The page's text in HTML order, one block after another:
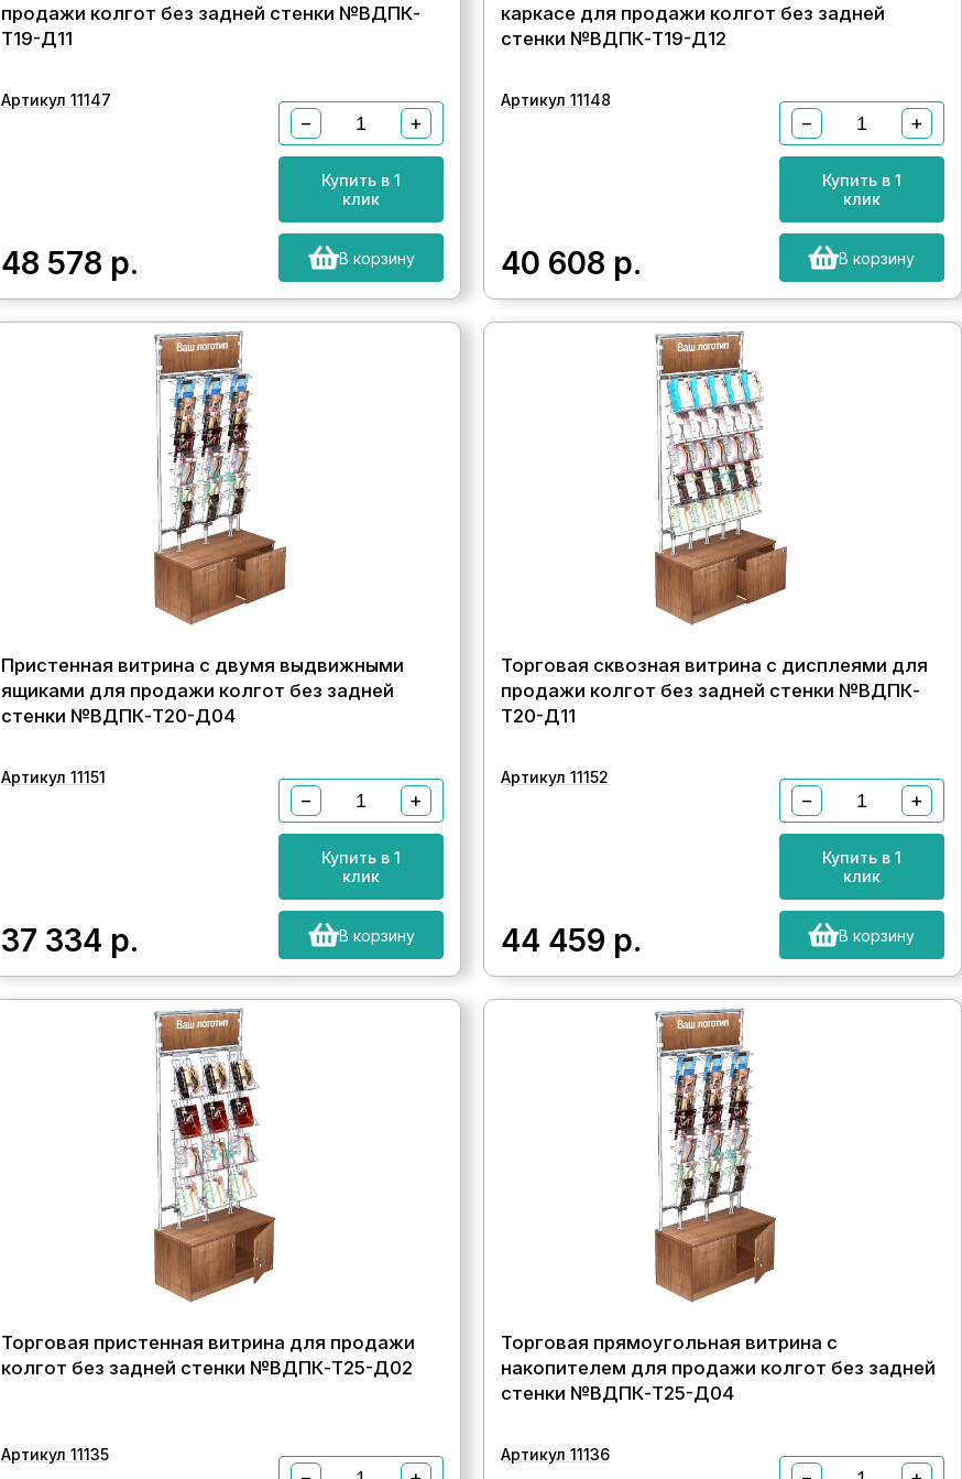
продажи колгот без задней стенки №ВДПК-
Т19-Д11
Артикул 11147
48 578 р.
− +
Купить в 1
клик
В корзину
каркасе для продажи колгот без задней
стенки №ВДПК-Т19-Д12
Артикул 11148
40 608 р.
− +
Купить в 1
клик
В корзину
Пристенная витрина с двумя выдвижными
ящиками для продажи колгот без задней
стенки №ВДПК-Т20-Д04
Артикул 11151
37 334 р.
− +
Купить в 1
клик
В корзину
Торговая сквозная витрина с дисплеями для
продажи колгот без задней стенки №ВДПК-
Т20-Д11
Артикул 11152
44 459 р.
− +
Купить в 1
клик
В корзину
Торговая пристенная витрина для продажи
колгот без задней стенки №ВДПК-Т25-Д02
Артикул 11135
Торговая прямоугольная витрина с
накопителем для продажи колгот без задней
стенки №ВДПК-Т25-Д04
Артикул 11136